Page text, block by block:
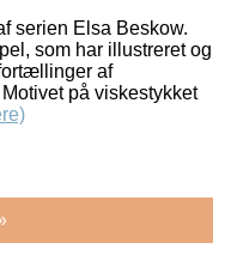
serien Elsa Beskow.
som har illustreret og
af
på viskestykket